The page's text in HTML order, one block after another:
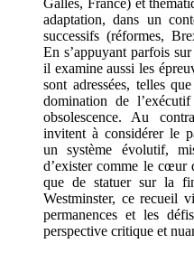
Galles, France) et
adaptation, dans un
successifs (réformes,
En s’appuyant parfois
il examine aussi les
sont adressées, telles
domination de
obsolescence. Au
invitent à considérer le
un système évolutif,
d’exister comme le cœur
que de statuer sur la
Westminster, ce recueil
permanences et les
perspective critique et